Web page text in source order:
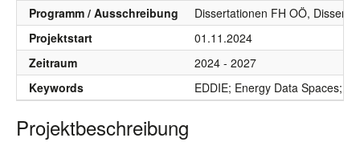
Programm / Ausschreibung
Dissertationen FH OÖ,
Projektstart
01.11.2024
Zeitraum
2024 - 2027
Keywords
EDDIE; Energy Data Spaces;
Projektbeschreibung